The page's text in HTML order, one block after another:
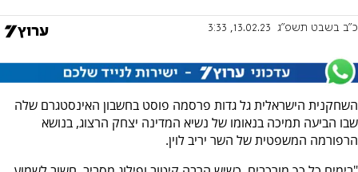
כ"ב בשבט תשפ"ג 13.02.23, 3:33
השחקנית הישראלית גל גדות פרסמה פוסט בחשבון האינסטגרם שלה
שבו הביעה תמיכה בנאומו של נשיא המדינה יצחק הרצוג, בנושא
הרפורמה המשפטית של השר יריב לוין.